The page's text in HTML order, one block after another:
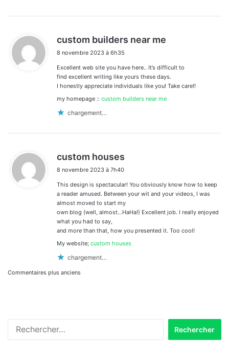
custom builders near me
:
8 novembre 2023 à 6h35
Excellent web site you have here.. It’s difficult to
find excellent writing like yours these days.
I honestly appreciate individuals like you! Take care!!
my homepage :: custom builders near me
chargement…
custom houses
:
8 novembre 2023 à 7h40
This design is spectacular! You obviously know how to keep
a reader amused. Between your wit and your videos, I was
almost moved to start my
own blog (well, almost…HaHa!) Excellent job. I really enjoyed
what you had to say,
and more than that, how you presented it. Too cool!
My website; custom houses
chargement…
Navigation
commentaires
Commentaires plus anciens